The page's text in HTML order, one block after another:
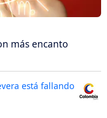
más encanto